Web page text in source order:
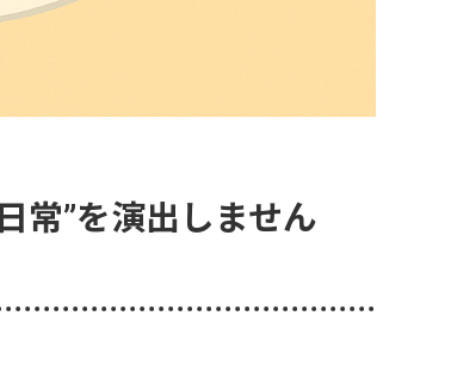
常”を演出しません